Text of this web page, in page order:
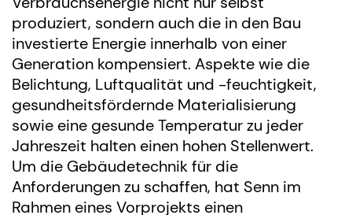
produziert, sondern auch die in den Bau
investierte Energie innerhalb von einer
Generation kompensiert. Aspekte wie die
Belichtung, Luftqualität und -feuchtigkeit,
gesundheitsfördernde Materialisierung
sowie eine gesunde Temperatur zu jeder
Jahreszeit halten einen hohen Stellenwert.
Um die Gebäudetechnik für die
Anforderungen zu schaffen, hat Senn im
Rahmen eines Vorprojekts einen